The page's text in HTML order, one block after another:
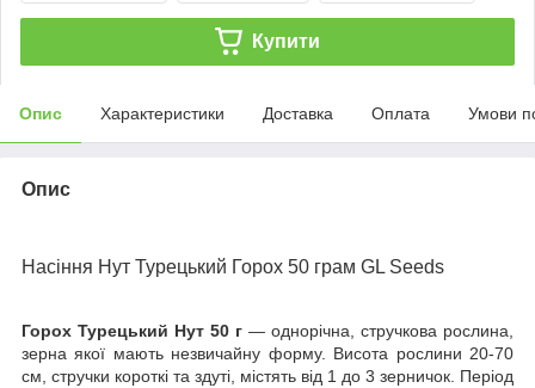
Купити
Опис Характеристики Доставка Оплата Умови
Опис
Насіння Нут Турецький Горох 50 грам GL Seeds
Горох Турецький Нут 50 г — однорічна, стручкова рослина,
зерна якої мають незвичайну форму. Висота рослини 20-70
см, стручки короткі та здуті, містять від 1 до 3 зерничок. Період